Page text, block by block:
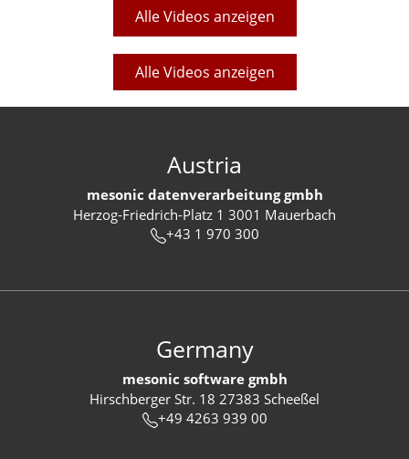
Alle Videos anzeigen
Alle Videos anzeigen
Austria
mesonic datenverarbeitung gmbh
Herzog-Friedrich-Platz 1 3001 Mauerbach
+43 1 970 300
Germany
mesonic software gmbh
Hirschberger Str. 18 27383 Scheeßel
+49 4263 939 00